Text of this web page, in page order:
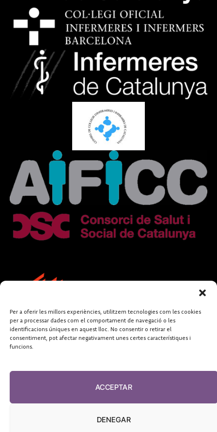
Per a oferir les millors experiències, utilitzem tecnologies com les cookies
per a processar dades com el comportament de navegació o les
identificacions úniques en aquest lloc. No consentir o retirar el
consentiment, pot afectar negativament unes certes característiques i
funcions.
ACCEPTAR
DENEGAR
FUNDACIÓ